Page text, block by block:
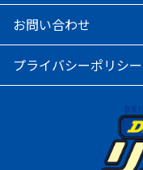
お問い合わせ
プライバシーポリシー